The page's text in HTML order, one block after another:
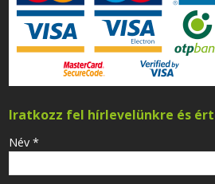
Iratkozz fel hírlevelünkre és
-Név *